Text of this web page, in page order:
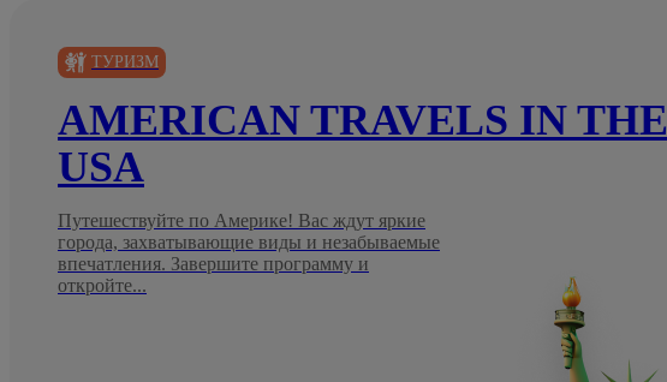
ТУРИЗМ
AMERICAN TRAVELS IN THE
USA
Путешествуйте по Америке! Вас ждут яркие
города, захватывающие виды и незабываемые
впечатления. Завершите программу и
откройте...